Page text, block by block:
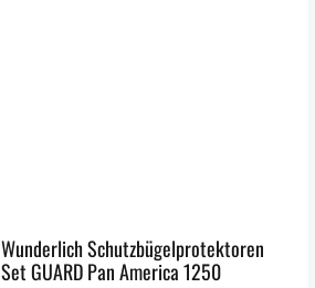
Wunderlich Schutzbügelprotektoren
Set GUARD Pan America 1250